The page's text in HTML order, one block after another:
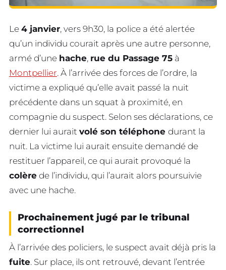
Le 4 janvier, vers 9h30, la police a été alertée
qu’un individu courait après une autre personne,
armé d’une hache, rue du Passage 75 à
Montpellier. À l’arrivée des forces de l’ordre, la
victime a expliqué qu’elle avait passé la nuit
précédente dans un squat à proximité, en
compagnie du suspect. Selon ses déclarations, ce
dernier lui aurait volé son téléphone durant la
nuit. La victime lui aurait ensuite demandé de
restituer l’appareil, ce qui aurait provoqué la
colère de l’individu, qui l’aurait alors poursuivie
avec une hache.
Prochainement jugé par le tribunal
correctionnel
À l’arrivée des policiers, le suspect avait déjà pris la
fuite. Sur place, ils ont retrouvé, devant l’entrée